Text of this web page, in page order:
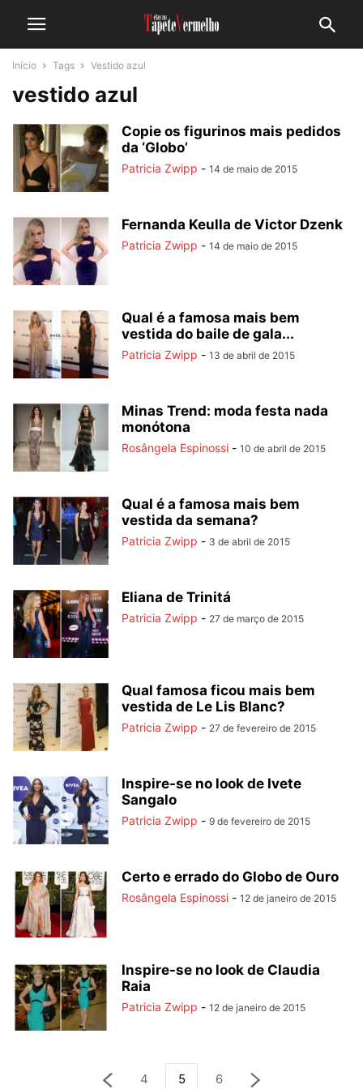
Início Tags Vestido azul
vestido azul
Copie os figurinos mais pedidos
da ‘Globo’
Patricia Zwipp - 14 de maio de 2015
Fernanda Keulla de Victor Dzenk
Patricia Zwipp - 14 de maio de 2015
Qual é a famosa mais bem
vestida do baile de gala...
Patricia Zwipp - 13 de abril de 2015
Minas Trend: moda festa nada
monótona
Rosângela Espinossi - 10 de abril de 2015
Qual é a famosa mais bem
vestida da semana?
Patricia Zwipp - 3 de abril de 2015
Eliana de Trinitá
Patricia Zwipp - 27 de março de 2015
Qual famosa ficou mais bem
vestida de Le Lis Blanc?
Patricia Zwipp - 27 de fevereiro de 2015
Inspire-se no look de Ivete
Sangalo
Patricia Zwipp - 9 de fevereiro de 2015
Certo e errado do Globo de Ouro
Rosângela Espinossi - 12 de janeiro de 2015
Inspire-se no look de Claudia
Raia
Patricia Zwipp - 12 de janeiro de 2015
4 5 6